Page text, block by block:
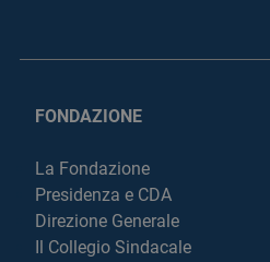
FONDAZIONE
La Fondazione
Presidenza e CDA
Direzione Generale
Il Collegio Sindacale